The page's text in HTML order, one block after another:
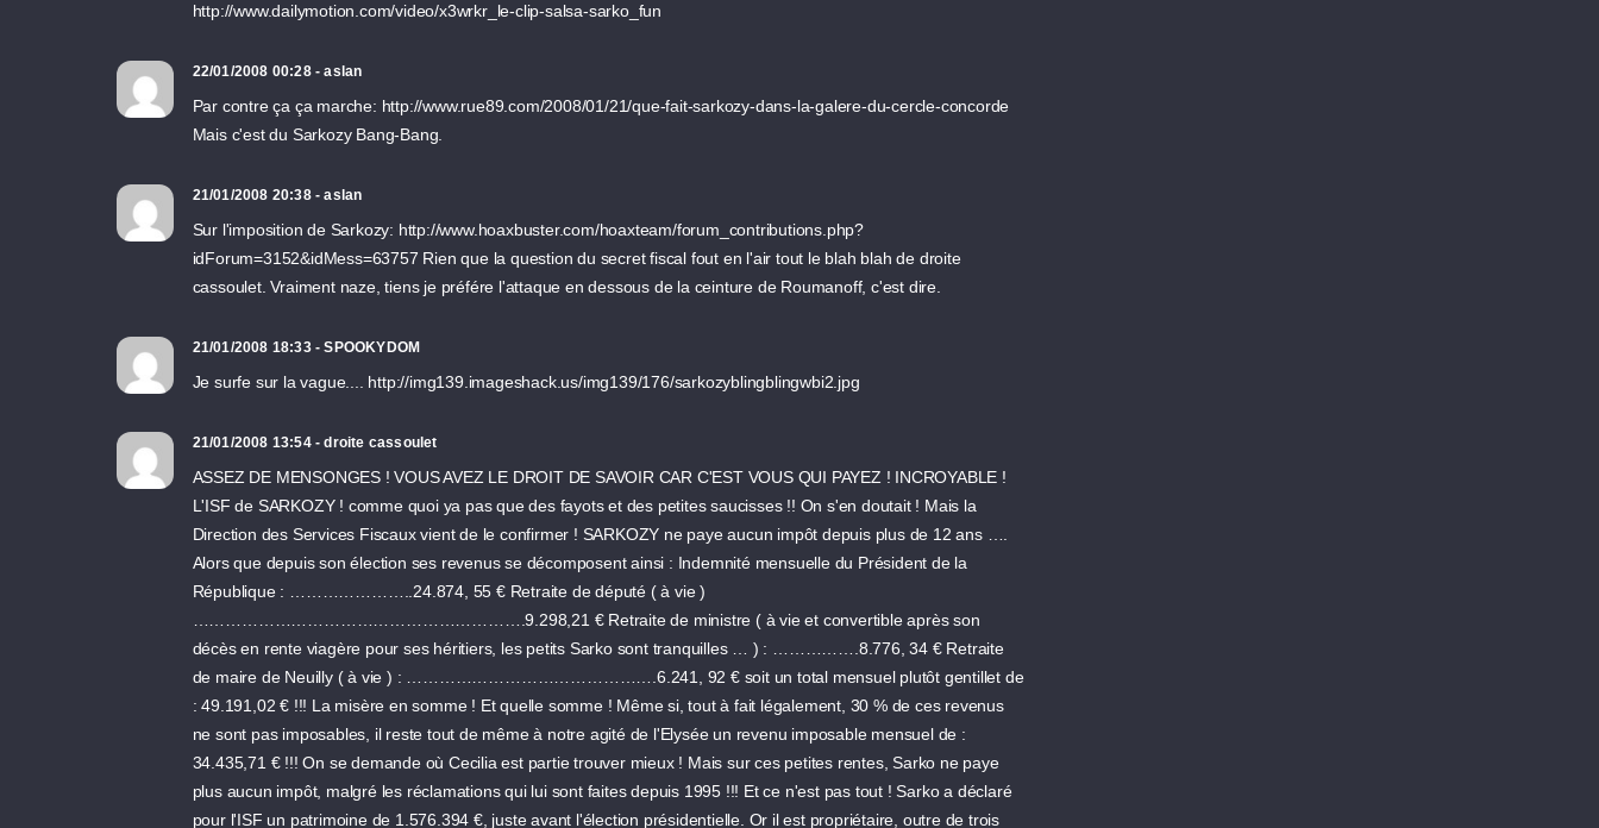
http://www.dailymotion.com/video/x3wrkr_le-clip-salsa-sarko_fun
22/01/2008 00:28 - aslan
Par contre ça ça marche: http://www.rue89.com/2008/01/21/que-fait-sarkozy-dans-la-galere-du-cercle-concorde
Mais c'est du Sarkozy Bang-Bang.
21/01/2008 20:38 - aslan
Sur l'imposition de Sarkozy: http://www.hoaxbuster.com/hoaxteam/forum_contributions.php?
idForum=3152&idMess=63757 Rien que la question du secret fiscal fout en l'air tout le blah blah de droite
cassoulet. Vraiment naze, tiens je préfére l'attaque en dessous de la ceinture de Roumanoff, c'est dire.
21/01/2008 18:33 - SPOOKYDOM
Je surfe sur la vague.... http://img139.imageshack.us/img139/176/sarkozyblingblingwbi2.jpg
21/01/2008 13:54 - droite cassoulet
ASSEZ DE MENSONGES ! VOUS AVEZ LE DROIT DE SAVOIR CAR C'EST VOUS QUI PAYEZ ! INCROYABLE !
L'ISF de SARKOZY ! comme quoi ya pas que des fayots et des petites saucisses !! On s'en doutait ! Mais la
Direction des Services Fiscaux vient de le confirmer ! SARKOZY ne paye aucun impôt depuis plus de 12 ans ….
Alors que depuis son élection ses revenus se décomposent ainsi : Indemnité mensuelle du Président de la
République : …………………..24.874, 55 € Retraite de député ( à vie )
…………………………………………………….9.298,21 € Retraite de ministre ( à vie et convertible après son
décès en rente viagère pour ses héritiers, les petits Sarko sont tranquilles … ) : …………….8.776, 34 € Retraite
de maire de Neuilly ( à vie ) : ……………………………………….6.241, 92 € soit un total mensuel plutôt gentillet de
: 49.191,02 € !!! La misère en somme ! Et quelle somme ! Même si, tout à fait légalement, 30 % de ces revenus
ne sont pas imposables, il reste tout de même à notre agité de l'Elysée un revenu imposable mensuel de :
34.435,71 € !!! On se demande où Cecilia est partie trouver mieux ! Mais sur ces petites rentes, Sarko ne paye
plus aucun impôt, malgré les réclamations qui lui sont faites depuis 1995 !!! Et ce n'est pas tout ! Sarko a déclaré
pour l'ISF un patrimoine de 1.576.394 €, juste avant l'élection présidentielle. Or il est propriétaire, outre de trois